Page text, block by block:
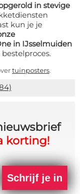
in stevige
kun je je
in IJsselmuiden
tuinposters.
korting!
Schrijf je in